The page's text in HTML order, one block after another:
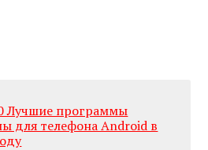
Лучшие программы
для телефона Android в